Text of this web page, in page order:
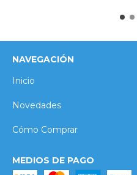
NAVEGACIÓN
Inicio
Novedades
Cómo Comprar
MEDIOS DE PAGO